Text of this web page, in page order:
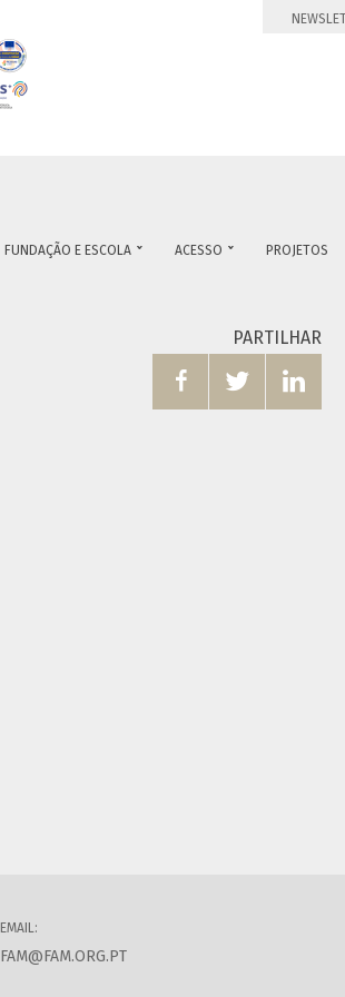
FUNDAÇÃO E ESCOLA  ACESSO  PROJETOS
PARTILHAR
  
EMAIL:
FAM@FAM.ORG.PT